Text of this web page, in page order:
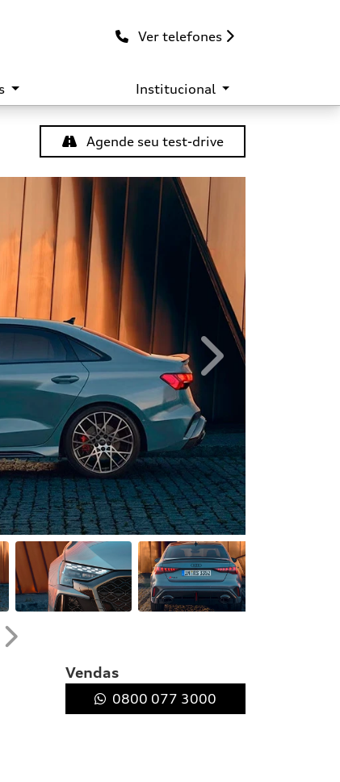
Ver telefones
Institucional
Agende seu test-drive
Próximo
Próximo
Vendas
0800 077 3000